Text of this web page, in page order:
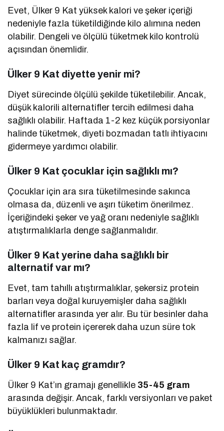
Evet, Ülker 9 Kat yüksek kalori ve şeker içeriği
nedeniyle fazla tüketildiğinde kilo alımına neden
olabilir. Dengeli ve ölçülü tüketmek kilo kontrolü
açısından önemlidir.
Ülker 9 Kat diyette yenir mi?
Diyet sürecinde ölçülü şekilde tüketilebilir. Ancak,
düşük kalorili alternatifler tercih edilmesi daha
sağlıklı olabilir. Haftada 1-2 kez küçük porsiyonlar
halinde tüketmek, diyeti bozmadan tatlı ihtiyacını
gidermeye yardımcı olabilir.
Ülker 9 Kat çocuklar için sağlıklı mı?
Çocuklar için ara sıra tüketilmesinde sakınca
olmasa da, düzenli ve aşırı tüketim önerilmez.
İçeriğindeki şeker ve yağ oranı nedeniyle sağlıklı
atıştırmalıklarla denge sağlanmalıdır.
Ülker 9 Kat yerine daha sağlıklı bir
alternatif var mı?
Evet, tam tahıllı atıştırmalıklar, şekersiz protein
barları veya doğal kuruyemişler daha sağlıklı
alternatifler arasında yer alır. Bu tür besinler daha
fazla lif ve protein içererek daha uzun süre tok
kalmanızı sağlar.
Ülker 9 Kat kaç gramdır?
Ülker 9 Kat’ın gramajı genellikle 35-45 gram
arasında değişir. Ancak, farklı versiyonları ve paket
büyüklükleri bulunmaktadır.